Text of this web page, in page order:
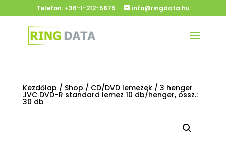
Telefon: +36-1-212-5875 info@ringdata.hu
Kezdőlap / Shop / CD/DVD lemezek/ 3 henger
JVC DVD-R standard lemez 10 db/henger, össz.:
30 db